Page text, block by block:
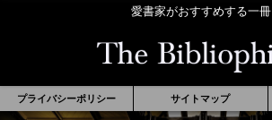
愛書家がおすすめする一冊
プライバシーポリシー サイトマップ